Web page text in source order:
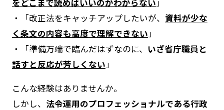
をどこまで読めばいいのかわからない」
・「改正法をキャッチアップしたいが、 資料が少な
く条文の内容も高度で理解できない」
・「準備万端で臨んだはずなのに、 いざ省庁職員と
話すと反応が芳しくない」
こんな経験はありませんか。
しかし、 法令運用のプロフェッショナルである行政